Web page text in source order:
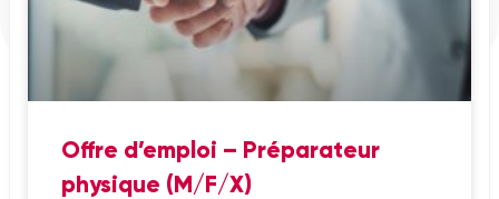
Offre d’emploi – Préparateur
physique (M/F/X)